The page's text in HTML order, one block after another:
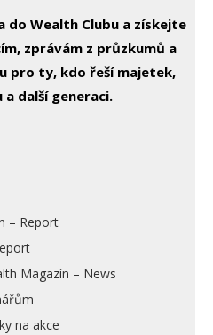
Wealth Clubu a získejte
zprávám z průzkumů a
pro ty, kdo řeší majetek,
další generaci.
– Report
Magazín – News
na akce